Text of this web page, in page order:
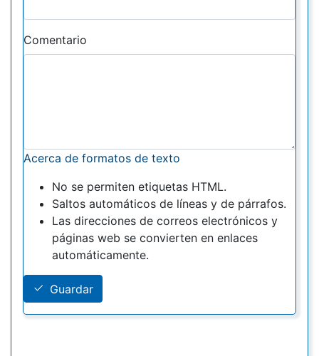
Comentario
Acerca de formatos de texto
No se permiten etiquetas HTML.
Saltos automáticos de líneas y de párrafos.
Las direcciones de correos electrónicos y
páginas web se convierten en enlaces
automáticamente.
Guardar